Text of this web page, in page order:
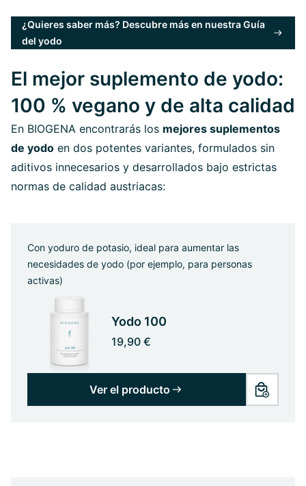
¿Quieres saber más? Descubre más en nuestra Guía
del yodo
El mejor suplemento de yodo:
100 % vegano y de alta calidad
En BIOGENA encontrarás los mejores suplementos
de yodo en dos potentes variantes, formulados sin
aditivos innecesarios y desarrollados bajo estrictas
normas de calidad austriacas:
Con yoduro de potasio, ideal para aumentar las
necesidades de yodo (por ejemplo, para personas
activas)
Yodo 100
19,90 €
Ver el producto